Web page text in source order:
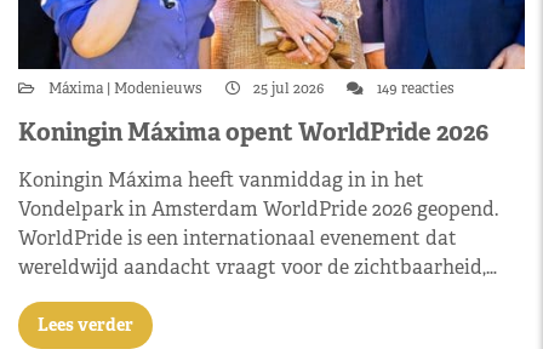
Máxima Modenieuws 25 jul 2026 149 reacties
Koningin Máxima opent WorldPride 2026
Koningin Máxima heeft vanmiddag in in het
Vondelpark in Amsterdam WorldPride 2026 geopend.
WorldPride is een internationaal evenement dat
wereldwijd aandacht vraagt voor de zichtbaarheid,…
Lees verder